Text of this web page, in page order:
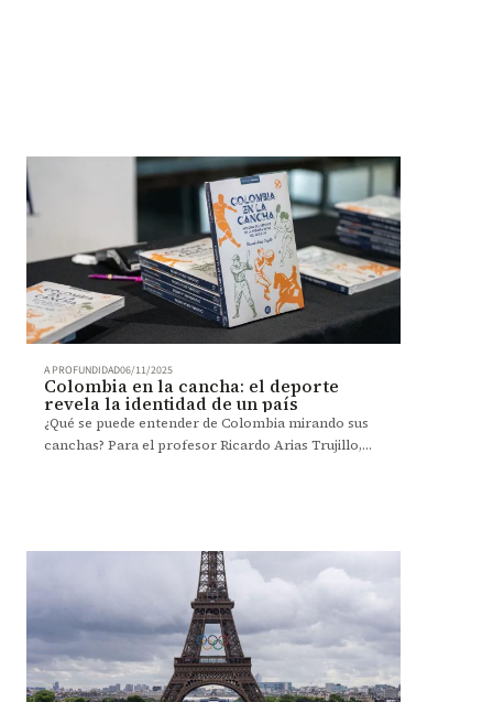
A PROFUNDIDAD06/11/2025
Colombia en la cancha: el deporte
revela la identidad de un país
¿Qué se puede entender de Colombia mirando sus
canchas? Para el profesor Ricardo Arias Trujillo,